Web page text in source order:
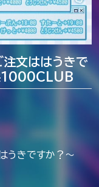
文ははうきで
1000CLUB
うきですか？〜